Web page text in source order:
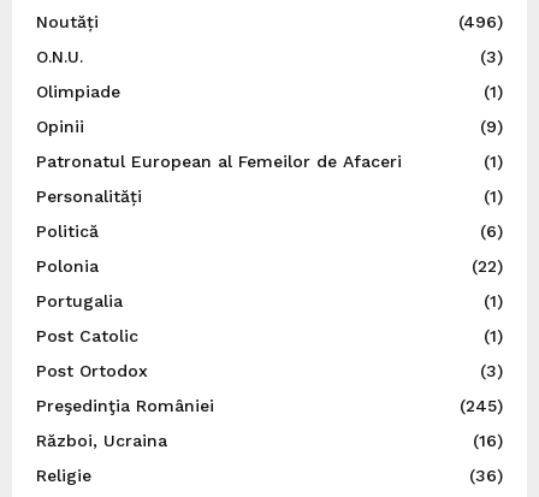
Noutăți
(496)
O.N.U.
(3)
Olimpiade
(1)
Opinii
(9)
Patronatul European al Femeilor de Afaceri
(1)
Personalități
(1)
Politică
(6)
Polonia
(22)
Portugalia
(1)
Post Catolic
(1)
Post Ortodox
(3)
Preşedinţia României
(245)
Război, Ucraina
(16)
Religie
(36)